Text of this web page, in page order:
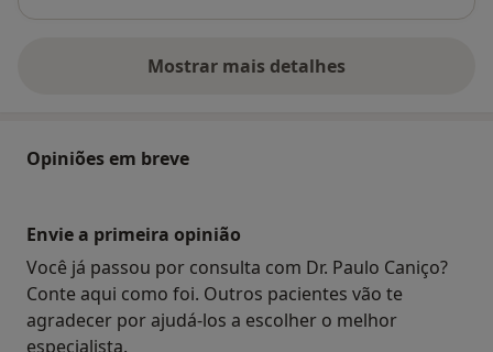
Mostrar mais detalhes
sobre o endereço
Opiniões em breve
Envie a primeira opinião
Você já passou por consulta com Dr. Paulo Caniço?
Conte aqui como foi. Outros pacientes vão te
agradecer por ajudá-los a escolher o melhor
especialista.